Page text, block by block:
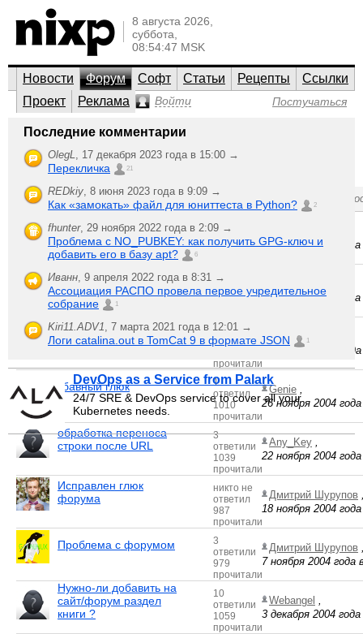
8 августа 2026,
суббота,
08:54:47 MSK
Новости Форум Софт Статьи Рецепты
Ссылки
Проект
Реклама Войти Постучаться
nixp.ru
Et cetera
Life goes on here, day after day…
Создать новую тему ;-) Последняя
rss и konqeror
5
1224
6 декабря 2004
Wish по дефолтной
теме
5
ответили
1124
1 декабря 2004
Ещё один wish форуму
никто не
ответил
прочитали
Dreid ,
26 ноября 2004
збавный глюк
1
ответил
1010
прочитали
Genie ,
26 ноября 2004
обработка переноса
строки после URL
3
ответили
1039
прочитали
Any_Key ,
22 ноября 2004
Исправлен глюк
форума
никто не
ответил
987
прочитали
Дмитрий Шурупов
18 ноября 2004
Проблема с форумом
3
ответили
979
прочитали
Дмитрий Шурупов
7 ноября 2004 года
Нужно-ли добавить на
сайт/форум раздел
книги ?
10
ответили
1059
прочитали
Webangel ,
3 декабря 2004
Последние комментарии
OlegL, 17 декабря 2023 года в 15:00 →
Перекличка 21
REDkiy, 8 июня 2023 года в 9:09 →
Как «замокать» файл для юниттеста в Python? 2
fhunter, 29 ноября 2022 года в 2:09 →
Проблема с NO_PUBKEY: как получить GPG-ключ и
добавить его в базу apt?
6
Иванн, 9 апреля 2022 года в 8:31 →
Ассоциация РАСПО провела первое учредительное
собрание
1
Kiri11.ADV1, 7 марта 2021 года в 12:01 →
Логи catalina.out в TomCat 9 в формате JSON 1
DevOps as a Service from Palark
24/7 SRE & DevOps service to cover all your
Kubernetes needs.